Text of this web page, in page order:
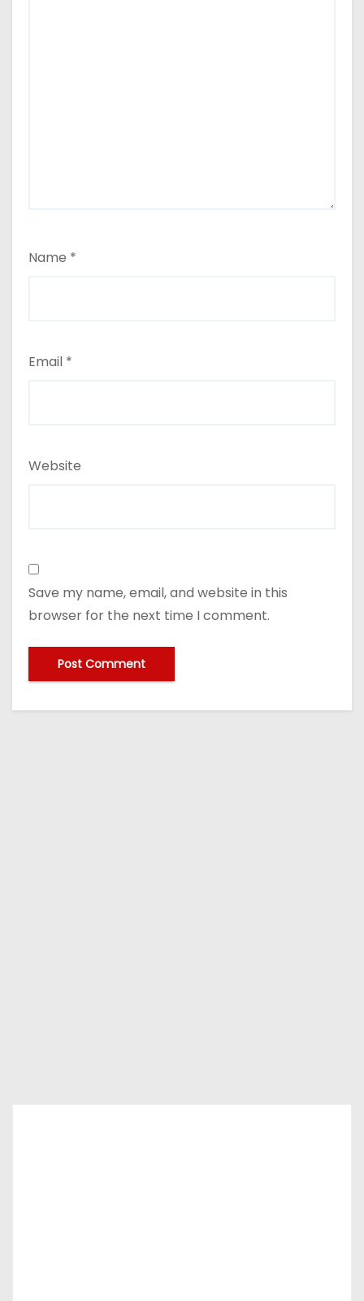
Name *
Email *
Website
Save my name, email, and website in this
browser for the next time I comment.